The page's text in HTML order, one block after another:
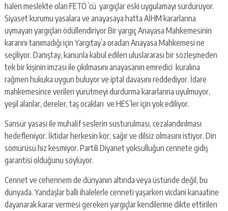
halen meslekte olan FETÖ ’cü yargıçlar eski uygulamayı sürdürüyor.
Siyaset kurumu yasalara ve anayasaya hatta AİHM kararlarına
uymayan yargıçları ödüllendiriyor Bir yargıç Anayasa Mahkemesinin
kararını tanımadığı için Yargıtay’a oradan Anayasa Mahkemesi ne
seçiliyor. Danıştay, kanunla kabul edilen uluslararası bir sözleşmeden
tek bir kişinin imzası ile çıkılmasını anayasanın emredici kuralına
rağmen hukuka uygun buluyor ve iptal davasını reddediyor. İdare
mahkemesince verilen yürütmeyi durdurma kararlarına uyulmuyor,
yeşil alanlar, dereler, taş ocakları ve HES’ler için yok ediliyor.
Sansür yasası ile muhalif seslerin susturulması, cezalandırılması
hedefleniyor. İktidar herkesin kör, sağır ve dilsiz olmasını istiyor. Din
sömürüsü hız kesmiyor. Partili Diyanet yoksulluğun cennete gidiş
garantisi olduğunu söylüyor.
Cennet ve cehennem de dünyanın altında veya üstünde değil, bu
dünyada. Yandaşlar ballı ihalelerle cenneti yaşarken vicdani kanaatine
dayanarak karar vermesi gereken yargıçlar kendilerine dikte ettirilen